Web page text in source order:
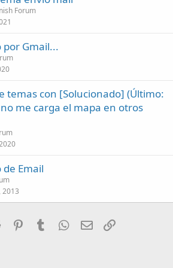
Forum
por Gmail...
temas con [Solucionado] (Último:
me carga el mapa en otros
de Email
2013
Reddit PinterestTumblr WhatsApp
Email